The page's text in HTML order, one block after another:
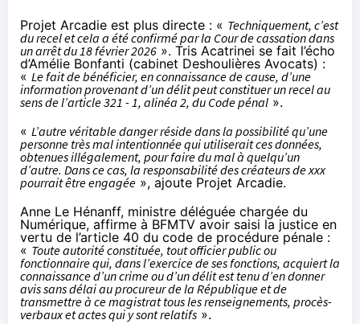
Projet Arcadie est plus directe : « Techniquement, c’est
du recel et cela a été confirmé par la Cour de cassation dans
un arrêt du 18 février 2026 ». Tris Acatrinei se fait l’écho
d’Amélie Bonfanti (cabinet Deshoulières Avocats) :
« Le fait de bénéficier, en connaissance de cause, d’une
information provenant d’un délit peut constituer un recel au
sens de l’article 321 - 1, alinéa 2, du Code pénal ».
« L’autre véritable danger réside dans la possibilité qu’une
personne très mal intentionnée qui utiliserait ces données,
obtenues illégalement, pour faire du mal à quelqu’un
d’autre. Dans ce cas, la responsabilité des créateurs de xxx
pourrait être engagée », ajoute Projet Arcadie.
Anne Le Hénanff, ministre déléguée chargée du
Numérique, affirme à BFMTV avoir saisi la justice en
vertu de l’article 40 du code de procédure pénale :
« Toute autorité constituée, tout officier public ou
fonctionnaire qui, dans l’exercice de ses fonctions, acquiert la
connaissance d’un crime ou d’un délit est tenu d’en donner
avis sans délai au procureur de la République et de
transmettre à ce magistrat tous les renseignements, procès-
verbaux et actes qui y sont relatifs ».